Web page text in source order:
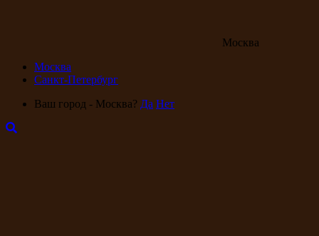
Москва
Москва
Санкт-Петербург
Ваш город - Москва? Да Нет